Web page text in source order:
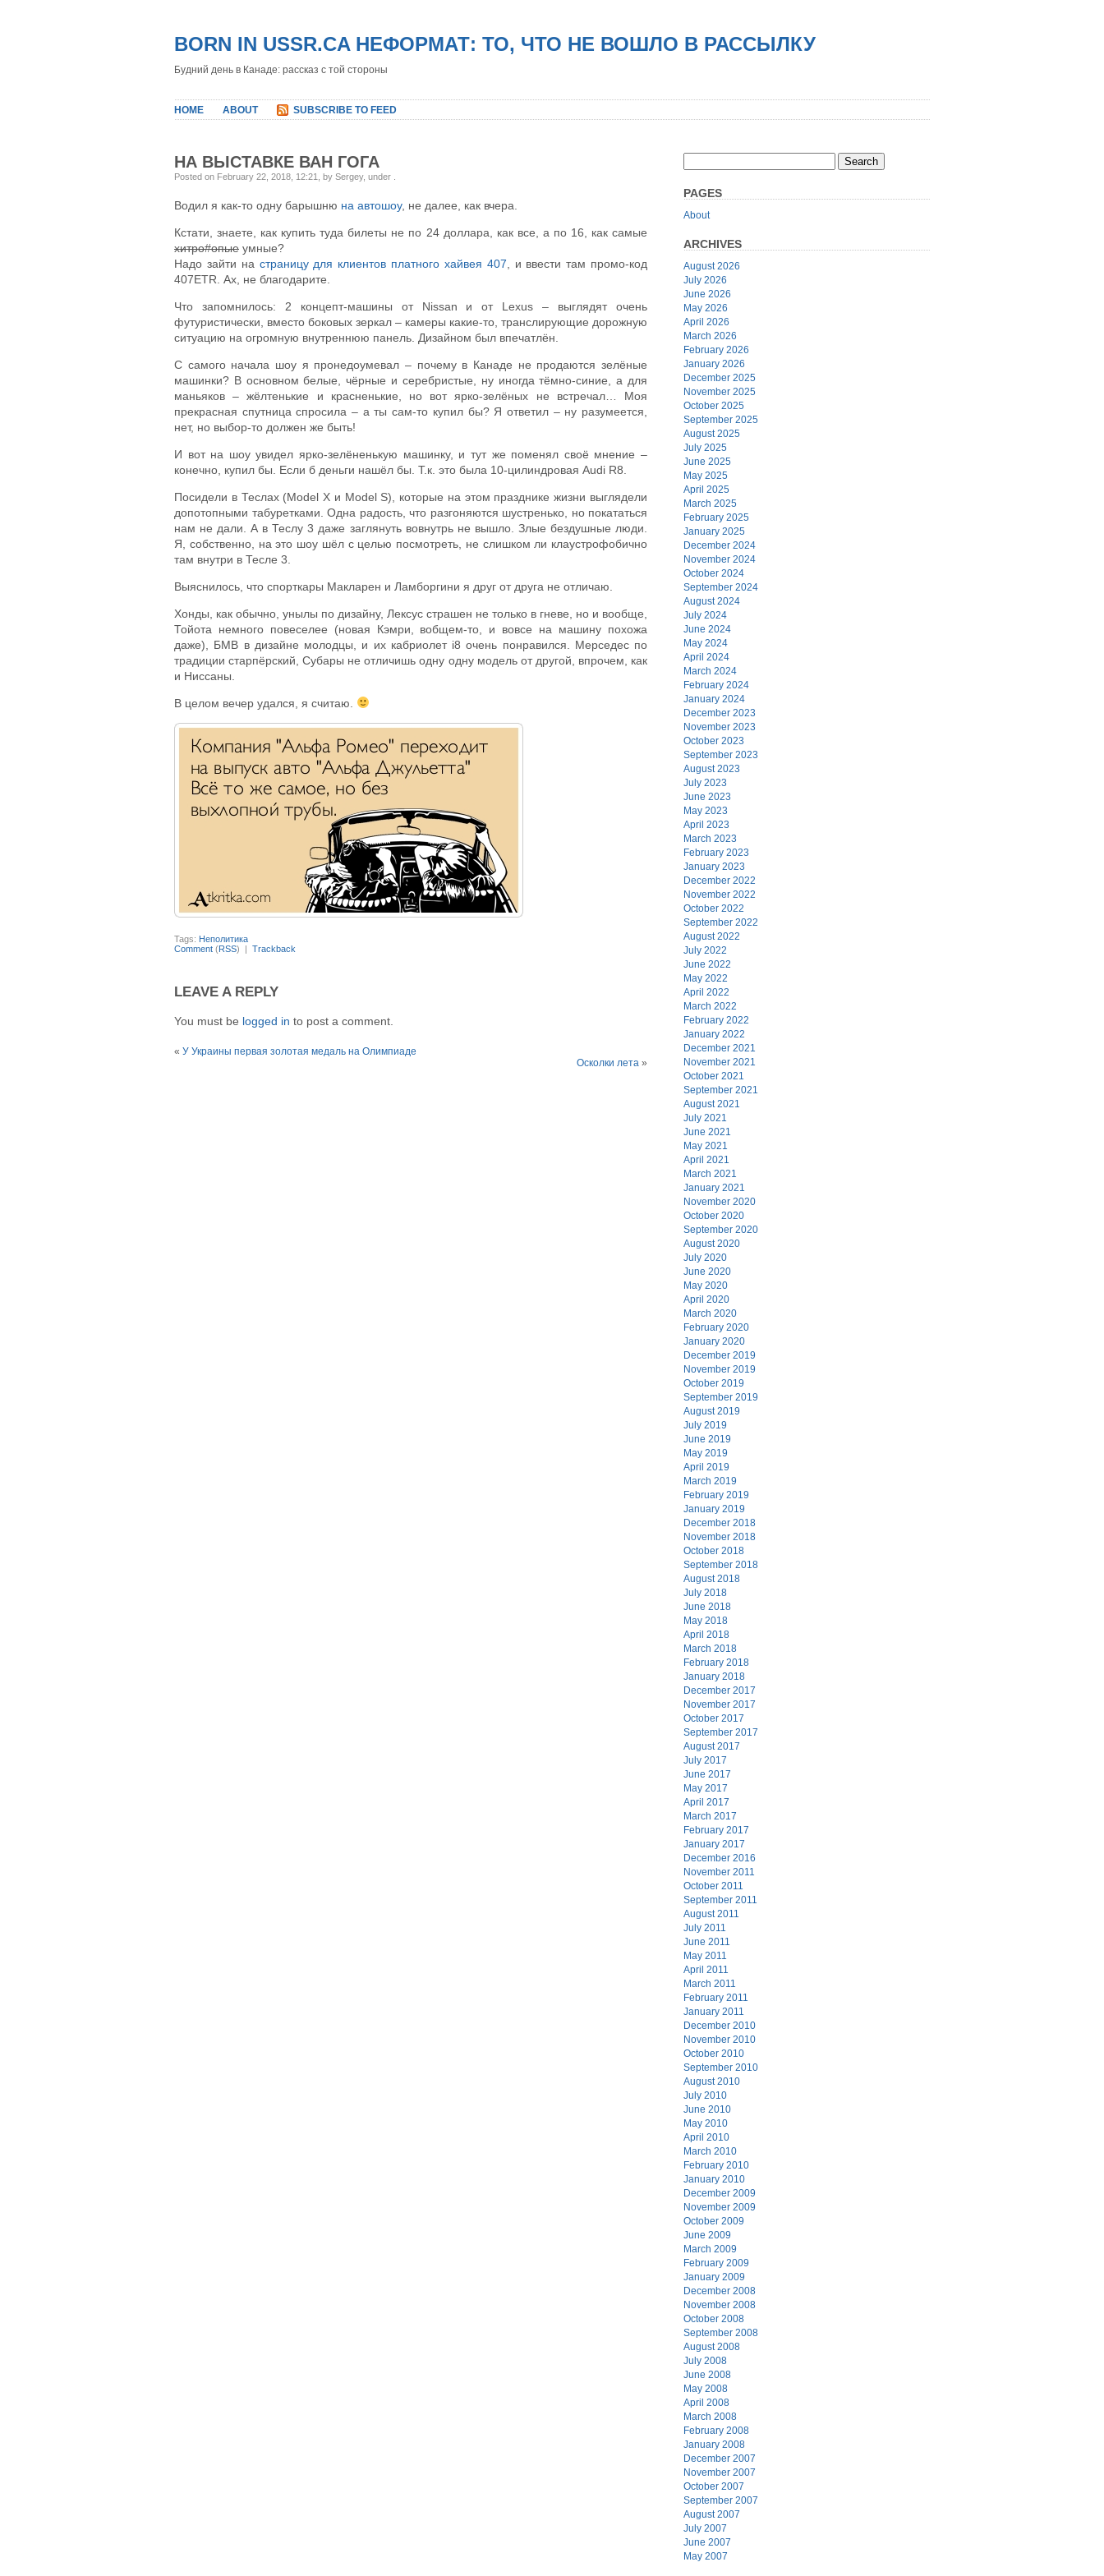
BORN IN USSR.CA НЕФОРМАТ: ТО, ЧТО НЕ ВОШЛО В РАССЫЛКУ
Будний день в Канаде: рассказ с той стороны
HOME ABOUT SUBSCRIBE TO FEED
НА ВЫСТАВКЕ ВАН ГОГА
Posted on February 22, 2018, 12:21, by Sergey, under
Водил я как-то одну барышню на автошоу, не далее, как вчера.
Кстати, знаете, как купить туда билеты не по 24 доллара, как все, а по 16, как самые
хитро#опые умные?
Надо зайти на страницу для клиентов платного хайвея 407 , и ввести там промо-код
407ETR. Ах, не благодарите.
Что запомнилось: 2 концепт-машины от Nissan и от Lexus – выглядят очень
футуристически, вместо боковых зеркал – камеры какие-то, транслирующие дорожную
ситуацию на огромную внутреннюю панель. Дизайном был впечатлён.
С самого начала шоу я пронедоумевал – почему в Канаде не продаются зелёные
машинки? В основном белые, чёрные и серебристые, ну иногда тёмно-синие, а для
маньяков – жёлтенькие и красненькие, но вот ярко-зелёных не встречал… Моя
прекрасная спутница спросила – а ты сам-то купил бы? Я ответил – ну разумеется,
нет, но выбор-то должен же быть!
И вот на шоу увидел ярко-зелёненькую машинку, и тут же поменял своё мнение –
конечно, купил бы. Если б деньги нашёл бы. Т.к. это была 10-цилиндровая Audi R8.
Посидели в Теслах (Model X и Model S), которые на этом празднике жизни выглядели
допотопными табуретками. Одна радость, что разгоняются шустренько, но покататься
нам не дали. А в Теслу 3 даже заглянуть вовнутрь не вышло. Злые бездушные люди.
Я, собственно, на это шоу шёл с целью посмотреть, не слишком ли клаустрофобично
там внутри в Тесле 3.
Выяснилось, что спорткары Макларен и Ламборгини я друг от друга не отличаю.
Хонды, как обычно, унылы по дизайну, Лексус страшен не только в гневе, но и вообще,
Тойота немного повеселее (новая Кэмри, вобщем-то, и вовсе на машину похожа
даже), БМВ в дизайне молодцы, и их кабриолет i8 очень понравился. Мерседес по
традиции старпёрский, Субары не отличишь одну одну модель от другой, впрочем, как
и Ниссаны.
В целом вечер удался, я считаю.
Tags: Неполитика
Comment (RSS) | Trackback
LEAVE A REPLY
You must be logged in to post a comment.
« У Украины первая золотая медаль на Олимпиаде
Осколки лета »
PAGES
About
ARCHIVES
August 2026
July 2026
June 2026
May 2026
April 2026
March 2026
February 2026
January 2026
December 2025
November 2025
October 2025
September 2025
August 2025
July 2025
June 2025
May 2025
April 2025
March 2025
February 2025
January 2025
December 2024
November 2024
October 2024
September 2024
August 2024
July 2024
June 2024
May 2024
April 2024
March 2024
February 2024
January 2024
December 2023
November 2023
October 2023
September 2023
August 2023
July 2023
June 2023
May 2023
April 2023
March 2023
February 2023
January 2023
December 2022
November 2022
October 2022
September 2022
August 2022
July 2022
June 2022
May 2022
April 2022
March 2022
February 2022
January 2022
December 2021
November 2021
October 2021
September 2021
August 2021
July 2021
June 2021
May 2021
April 2021
March 2021
January 2021
November 2020
October 2020
September 2020
August 2020
July 2020
June 2020
May 2020
April 2020
March 2020
February 2020
January 2020
December 2019
November 2019
October 2019
September 2019
August 2019
July 2019
June 2019
May 2019
April 2019
March 2019
February 2019
January 2019
December 2018
November 2018
October 2018
September 2018
August 2018
July 2018
June 2018
May 2018
April 2018
March 2018
February 2018
January 2018
December 2017
November 2017
October 2017
September 2017
August 2017
July 2017
June 2017
May 2017
April 2017
March 2017
February 2017
January 2017
December 2016
November 2011
October 2011
September 2011
August 2011
July 2011
June 2011
May 2011
April 2011
March 2011
February 2011
January 2011
December 2010
November 2010
October 2010
September 2010
August 2010
July 2010
June 2010
May 2010
April 2010
March 2010
February 2010
January 2010
December 2009
November 2009
October 2009
June 2009
March 2009
February 2009
January 2009
December 2008
November 2008
October 2008
September 2008
August 2008
July 2008
June 2008
May 2008
April 2008
March 2008
February 2008
January 2008
December 2007
November 2007
October 2007
September 2007
August 2007
July 2007
June 2007
May 2007